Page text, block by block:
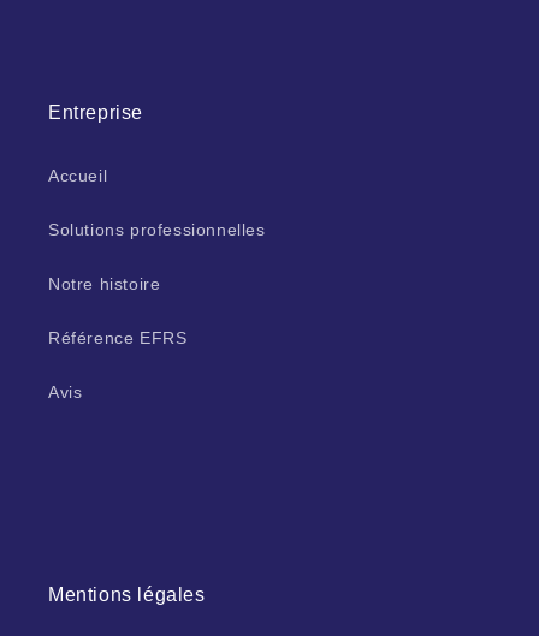
Entreprise
Accueil
Solutions professionnelles
Notre histoire
Référence EFRS
Avis
Mentions légales